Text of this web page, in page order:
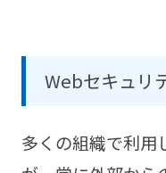
Webセキュリ
多くの組織で利用